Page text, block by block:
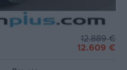
12.889 €
12.609 €